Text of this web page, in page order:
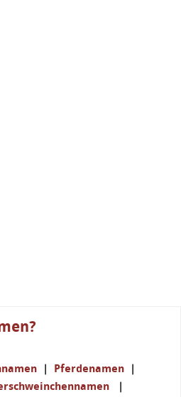
| Pferdenamen |
|